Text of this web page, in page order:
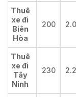
Thuê
xe đi
Biên
Hòa
200
Thuê
xe đi
Tây
Ninh
230